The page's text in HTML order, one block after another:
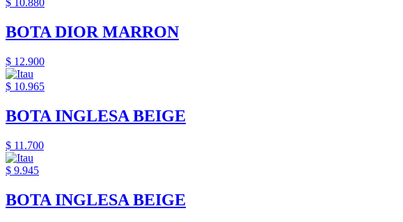
$ 10.880
BOTA DIOR MARRON
$ 12.900
$ 10.965
BOTA INGLESA BEIGE
$ 11.700
$ 9.945
BOTA INGLESA BEIGE